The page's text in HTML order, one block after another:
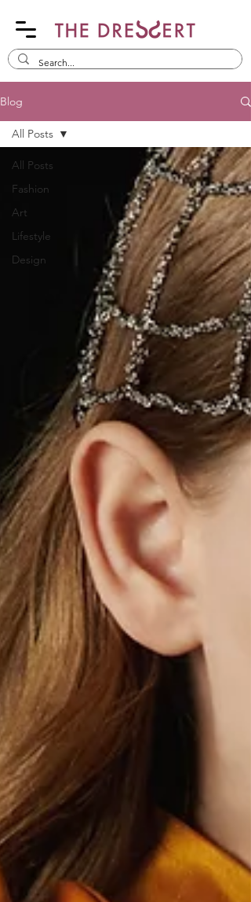
Blog
All Posts
Fashion
Art
Lifestyle
Design
All Posts